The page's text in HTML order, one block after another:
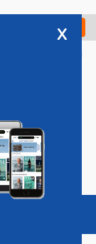
Check in
Vacatures
x